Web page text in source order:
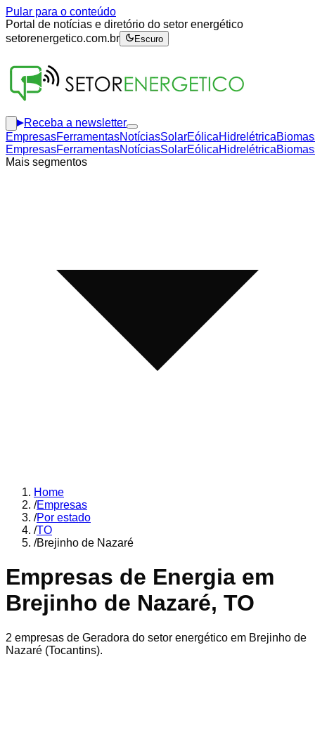
Pular para o conteúdo
Portal de notícias e diretório do setor energético
setorenergetico.com.br
Escuro
Receba a newsletter
EmpresasFerramentasNotíciasSolarEólicaHidrelétrica
EmpresasFerramentasNotíciasSolarEólicaHidrelétrica
Mais segmentos
Home
/Empresas
/Por estado
/TO
/Brejinho de Nazaré
Empresas de Energia em
Brejinho de Nazaré, TO
2 empresas de Geradora do setor energético em Brejinho de
Nazaré (Tocantins).